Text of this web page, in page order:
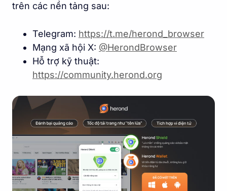
trên các nền tảng sau:
Telegram: https://t.me/herond_browser
Mạng xã hội X: @HerondBrowser
Hỗ trợ kỹ thuật:
https://community.herond.org